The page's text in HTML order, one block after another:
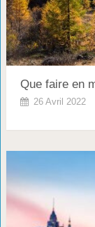
Que faire en
26 Avril 2022